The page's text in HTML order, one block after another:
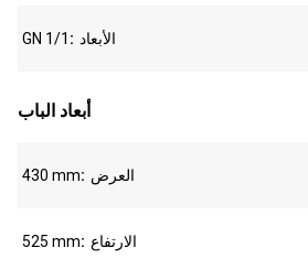
GN 1/1 الأبعاد
أبعاد الباب
430 mm العرض
525 mm الارتفاع